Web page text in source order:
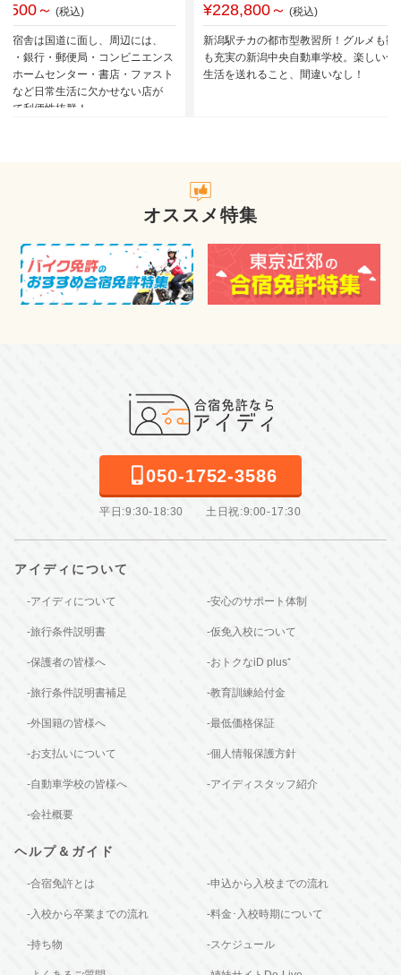
～ (税込)
宿舎は国道に面し、周辺には、
・銀行・郵便局・コンビニエンス
ホームセンター・書店・ファスト
など日常生活に欠かせない店が
て利便性抜群！
¥228,800～ (税込)
新潟駅チカの都市型教習所！グルメも観
も充実の新潟中央自動車学校。楽しい合
生活を送れること、間違いなし！
オススメ特集
050-1752-3586
平日:9:30-18:30 土日祝:9:00-17:30
アイディについて
-アイディについて -安心のサポート体制
-旅行条件説明書 -仮免入校について
-保護者の皆様へ -おトクなiD plus⁺
-旅行条件説明書補足 -教育訓練給付金
-外国籍の皆様へ -最低価格保証
-お支払いについて -個人情報保護方針
-自動車学校の皆様へ -アイディスタッフ紹介
-会社概要
ヘルプ＆ガイド
-合宿免許とは -申込から入校までの流れ
-入校から卒業までの流れ -料金･入校時期について
-持ち物 -スケジュール